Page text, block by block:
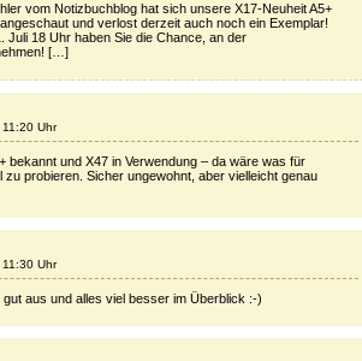
vom Notizbuchblog hat sich unsere X17-Neuheit A5+
und verlost derzeit auch noch ein Exemplar!
Juli 18 Uhr haben Sie die Chance, an der
[…]
Uhr
bekannt und X47 in Verwendung – da wäre was für
zu probieren. Sicher ungewohnt, aber vielleicht genau
Uhr
aus und alles viel besser im Überblick :-)